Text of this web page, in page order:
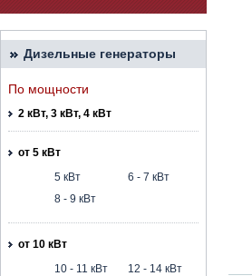
Дизельные генераторы
По мощности
2 кВт, 3 кВт, 4 кВт
от 5 кВт
5 кВт
6 - 7 кВт
8 - 9 кВт
от 10 кВт
10 - 11 кВт
12 - 14 кВт